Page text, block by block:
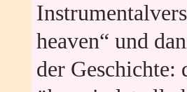
heaven“ und
der Geschichte: